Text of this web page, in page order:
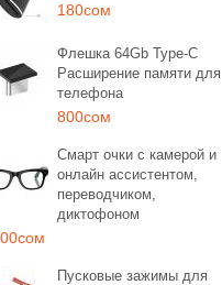
180сом
Флешка 64Gb Type-C
Расширение памяти для
телефона
800сом
Смарт очки с камерой и
онлайн ассистентом,
переводчиком,
диктофоном
Пусковые зажимы для